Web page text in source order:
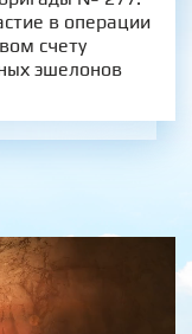
в операции
счету
эшелонов